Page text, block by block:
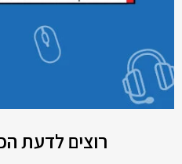
רוצים לדעת